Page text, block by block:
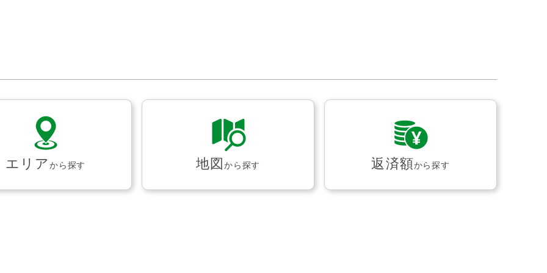
エリアから探す 地図から探す 返済額から探す